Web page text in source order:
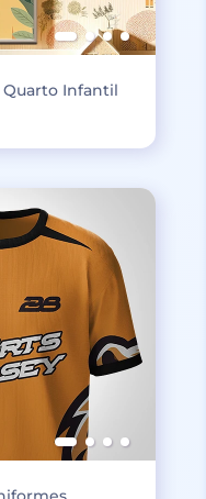
Quarto Infantil